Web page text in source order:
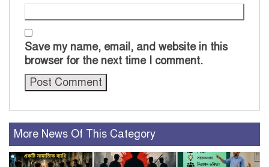
Save my name, email, and website in this
browser for the next time I comment.
More News Of This Category